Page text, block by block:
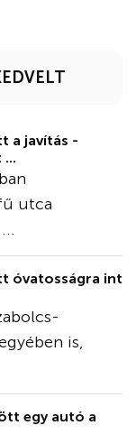
a javítás -
utca
óvatosságra int
is,
egy autó a